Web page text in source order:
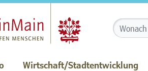
Wirtschaft/Stadtentwicklung